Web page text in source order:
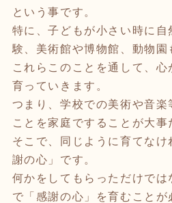
という事です。
特に、子どもが小さい時に自
験、美術館や博物館、動物園
これらこのことを通して、
育っていきます。
つまり、学校での美術や音楽
ことを家庭ですることが大事
そこで、同じように育てな
謝の心」です。
何かをしてもらっただけでは
で「感謝の心」を育むことが